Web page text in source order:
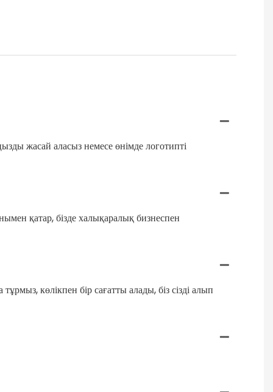
жасай аласыз немесе өнімде логотипті
қатар, бізде халықаралық бизнеспен
көлікпен бір сағатты алады, біз сізді алып